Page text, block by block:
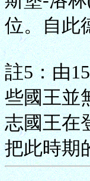
位。自此
註5：由
些國王並
志國王在
把此時期